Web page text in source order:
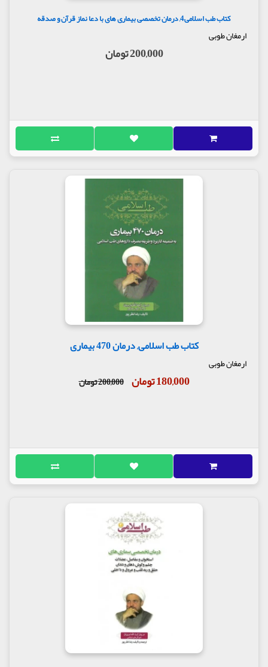
کتاب طب اسلامی4, درمان تخصصی بیماری های با دعا نماز قرآن و صدقه
ارمغان طوبی
200,000 تومان
کتاب طب اسلامی, درمان 470 بیماری
ارمغان طوبی
180,000 تومان 200,000 تومان